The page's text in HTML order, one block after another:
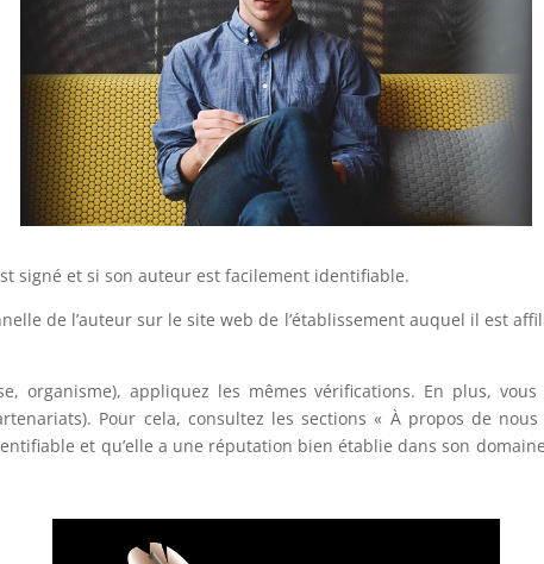
signé et si son auteur est facilement identifiable.
de l’auteur sur le site web de l’établissement auquel il est
organisme), appliquez les mêmes vérifications. En plus,
Pour cela, consultez les sections « À propos de
et qu’elle a une réputation bien établie dans son